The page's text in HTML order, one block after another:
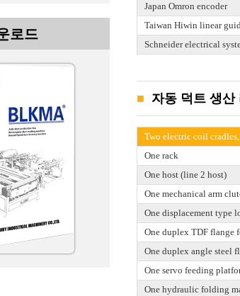
로드
Japan Omron encoder
Taiwan Hiwin linear
Schneider electrical
자동 덕트 생산
Two electric coil
One rack
One host (line 2 host)
One mechanical arm
One displacement type
One duplex TDF flange
One duplex angle steel
One servo feeding
One hydraulic folding